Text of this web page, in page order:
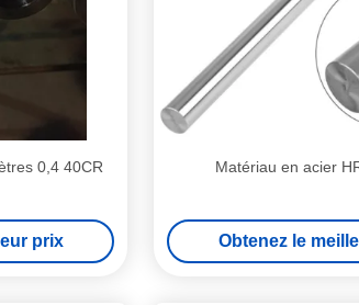
0,4 40CR
prix
Matériau en acier
Obtenez le